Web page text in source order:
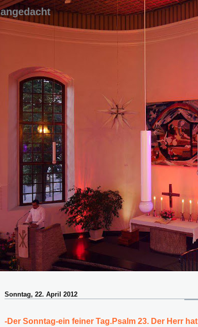
angedacht
Sonntag, 22. April 2012
-Der Sonntag-ein feiner Tag.Psalm 23. Der Herr hat